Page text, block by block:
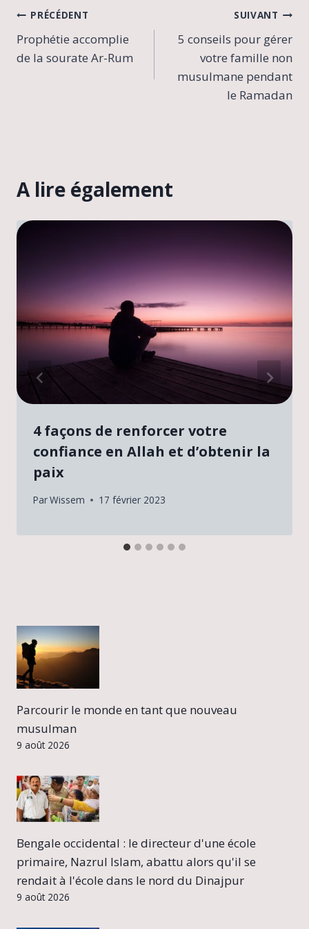
Navigation
de
PRÉCÉDENT
Prophétie accomplie
de la sourate Ar-Rum
SUIVANT
5 conseils pour gérer
votre famille non
musulmane pendant
le Ramadan
A lire également
4 façons de renforcer votre
confiance en Allah et d’obtenir la
paix
ParWissem 17 février 2023
Parcourir le monde en tant que nouveau
musulman
9 août 2026
Bengale occidental : le directeur d'une école
primaire, Nazrul Islam, abattu alors qu'il se
rendait à l'école dans le nord du Dinajpur
9 août 2026